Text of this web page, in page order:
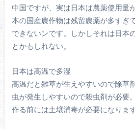
中国ですが、実は日本は農薬使用量
本の国産農作物は残留農薬が多すぎ
できないンです。しかしそれは日本
とかもしれない。
日本は高温で多湿
高温だと雑草が生えやすいので除草
虫が発生しやすいので殺虫剤が必要
作る前には土壌消毒が必要になります